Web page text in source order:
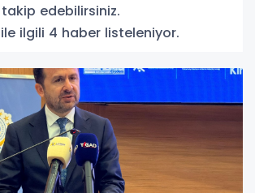
edebilirsiniz.
ilgili 4 haber listeleniyor.